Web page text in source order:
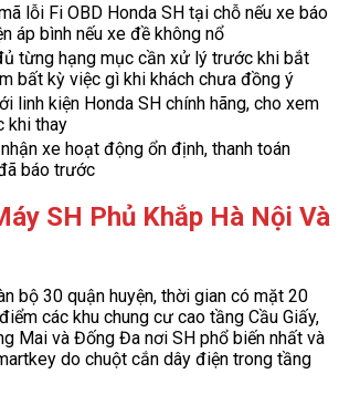
lỗi Fi OBD Honda SH tại chỗ nếu xe báo
áp bình nếu xe đề không nổ
từng hạng mục cần xử lý trước khi bắt
bất kỳ việc gì khi khách chưa đồng ý
linh kiện Honda SH chính hãng, cho xem
khi thay
xe hoạt động ổn định, thanh toán
báo trước
SH Phủ Khắp Hà Nội Và
bộ 30 quận huyện, thời gian có mặt 20
các khu chung cư cao tầng Cầu Giấy,
Mai và Đống Đa nơi SH phổ biến nhất và
do chuột cắn dây điện trong tầng